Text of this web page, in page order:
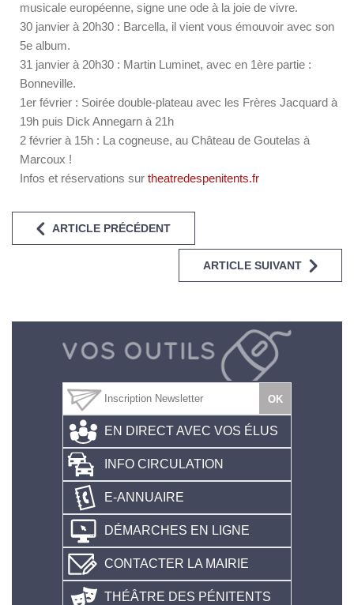
musicale européenne, signe une ode à la joie de vivre.
30 janvier à 20h30 : Barcella, il vient vous émouvoir avec son
5e album.
31 janvier à 20h30 : Martin Luminet, avec en 1ère partie :
Bonneville.
1er février : Soirée double-plateau avec les Frères Jacquard à
19h puis Dick Annegarn à 21h
2 février à 15h : La cogneuse, au Château de Goutelas à
Marcoux !
Infos et réservations sur theatredespenitents.fr
ARTICLE PRÉCÉDENT
ARTICLE SUIVANT
EN DIRECT AVEC VOS ÉLUS
INFO CIRCULATION
E-ANNUAIRE
DÉMARCHES EN LIGNE
CONTACTER LA MAIRIE
THÉÂTRE DES PÉNITENTS